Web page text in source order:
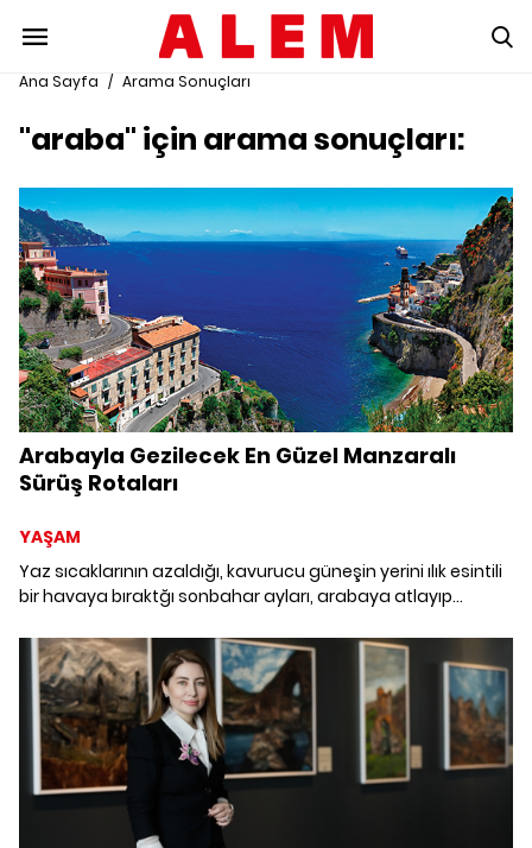
Ana Sayfa / Arama Sonuçları
"araba" için arama sonuçları:
Arabayla Gezilecek En Güzel Manzaralı
Sürüş Rotaları
YAŞAM
Yaz sıcaklarının azaldığı, kavurucu güneşin yerini ılık esintili
bir havaya bıraktğı sonbahar ayları, arabaya atlayıp
yer yer sararan yapraklar, her virajda karşınıza çıkan yeni
bir manzara, başınıza geçmeyen bir güneş ve ögle vakti
girilebilecek bir deniz… İnsan daha ne isteyebilir ki… İşte bu
hislerle çıktığınızda yola, başka bir macera bekliyor olacak
sizi her durakta… Her kıvrımda başka bir manzara, her
durakta başka bir macera çıkacak karşınıza… Üstelik
dilediğiniz an arabanızı stop edip, bulunduğunuz anı
doyasıya yaşama lüksüyle…